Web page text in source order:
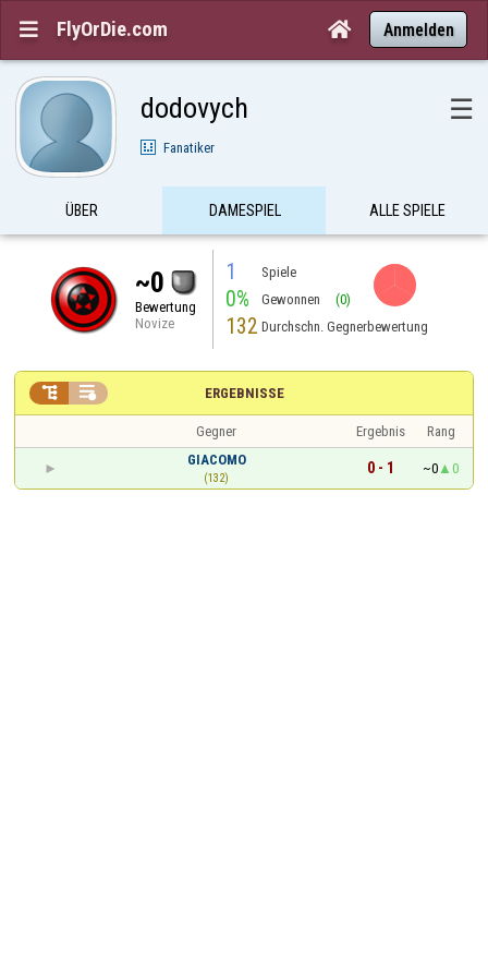
 FlyOrDie.com  Anmelden
dodovych ☰
Fanatiker
ÜBER DAMESPIEL ALLE SPIELE
~0
Bewertung
Novize
1 Spiele
0% Gewonnen (0)
132 Durchschn. Gegnerbewertung
ERGEBNISSE
 
Gegner Ergebnis
Rang
GIACOMO
(132)
0 - 1 ~0 0